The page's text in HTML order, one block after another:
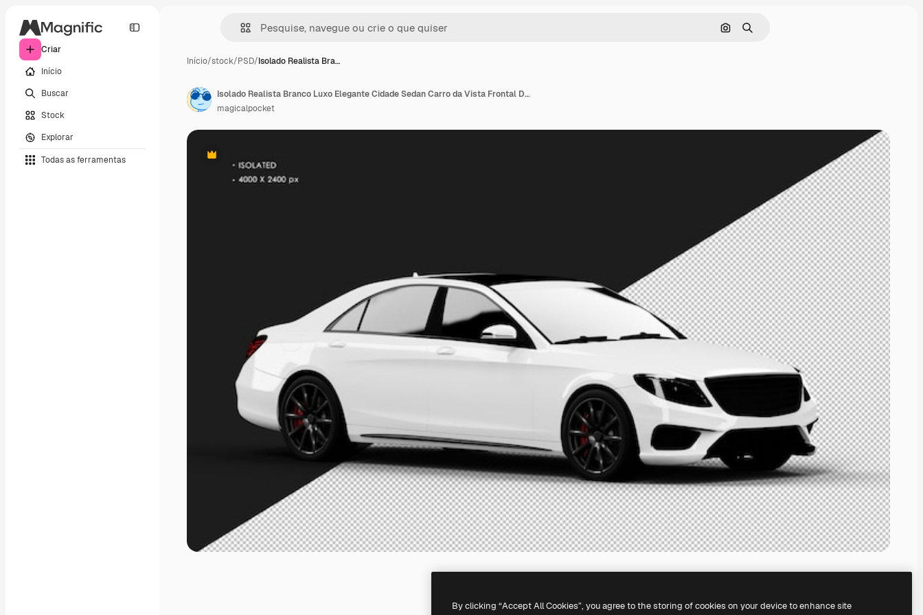
Criar
Início
Buscar
Stock
Explorar
Todas as ferramentas
Pesquisar por imagem
Buscar
Início/stock/PSD/Isolado Realista Bra…
Premium
Isolado Realista Branco Luxo Elegante Cidade Sedan Carro da Vista Frontal Direita
magicalpocket
By clicking “Accept All Cookies”, you agree to the storing of cookies on your device to enhance site